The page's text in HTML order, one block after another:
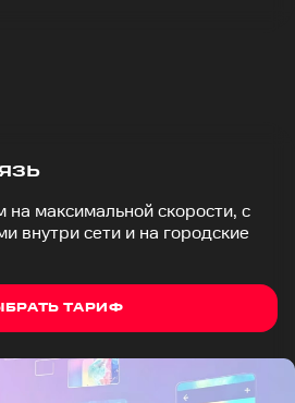
максимальной скорости, с
внутри сети и на городские
ТАРИФ